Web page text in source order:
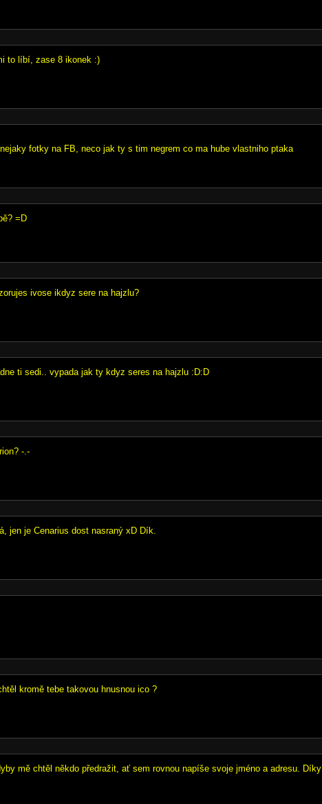
to líbí, zase 8 ikonek :)
fotky na FB, neco jak ty s tim negrem co ma hube vlastniho ptaka
=D
ivose ikdyz sere na hajzlu?
ti sedi.. vypada jak ty kdyz seres na hajzlu :D:D
-.-
jen je Cenarius dost nasraný xD Dík.
kromě tebe takovou hnusnou ico ?
mě chtěl někdo předražit, ať sem rovnou napíše svoje jméno a adresu. Díky